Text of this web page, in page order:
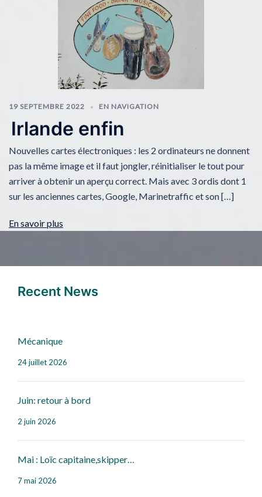
19 SEPTEMBRE 2022 EN NAVIGATION
Irlande enfin
Nouvelles cartes électroniques : les 2 ordinateurs ne donnent
pas la même image et il faut jongler, réinitialiser le tout pour
arriver à obtenir un aperçu correct. Mais avec 3 ordis dont 1
sur les anciennes cartes, Google, Marinetraffic et son […]
En savoir plus
Recent News
Mécanique
24 juillet 2026
Juin: retour à bord
2 juin 2026
Mai : Loïc capitaine,skipper…
7 mai 2026